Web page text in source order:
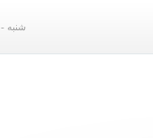
شنبه - ۱۷ مرداد ۱۴۰۵